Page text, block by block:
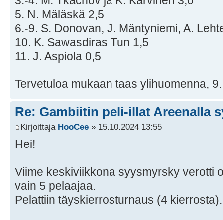
5. N. Mäläskä 2,5
6.-9. S. Donovan, J. Mäntyniemi, A.
10. K. Sawasdiras Tun 1,5
11. J. Aspiola 0,5
Tervetuloa mukaan taas ylihuomenna,
Re: Gambiitin peli-illat Areenalla
Kirjoittaja HooCee » 15.10.2024 13:55
Hei!
Viime keskiviikkona syysmyrsky verotti
vain 5 pelaajaa.
Pelattiin täyskierrosturnaus (4 kierrosta).